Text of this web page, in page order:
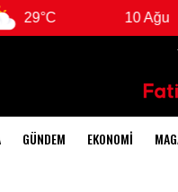
10 Ağu 28°C
GÜNDEM EKONOMI